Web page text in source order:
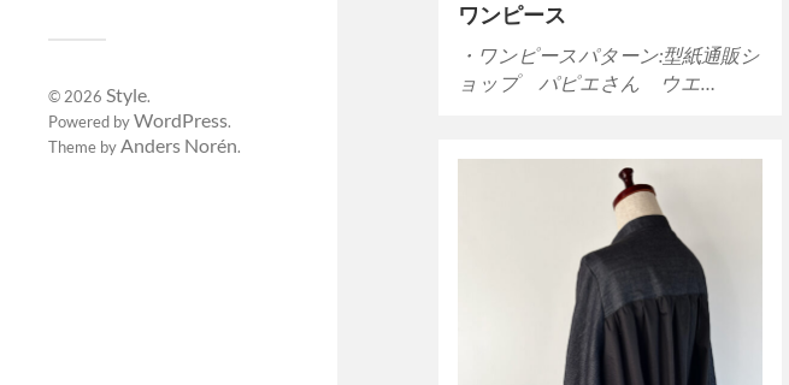
© 2026 Style.
Powered byWordPress.
Theme byAnders Norén.
ワンピース
・ワンピースパターン:型紙通販シ
ョップ パピエさん ウエ…